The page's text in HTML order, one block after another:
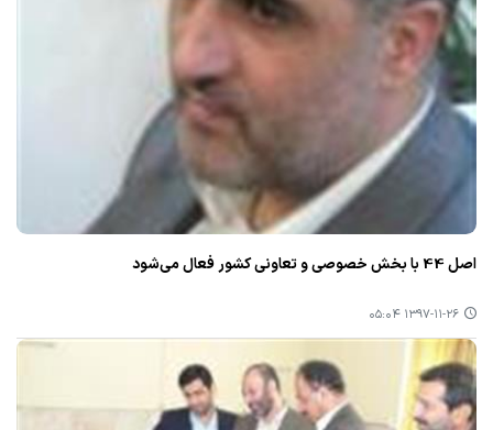
اصل 44 با بخش خصوصی و تعاونی كشور فعال می‌شود
۱۳۹۷-۱۱-۲۶ ۰۵:۰۴